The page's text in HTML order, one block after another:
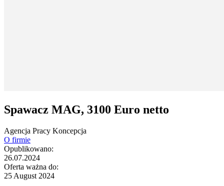
Spawacz MAG, 3100 Euro netto
Agencja Pracy Koncepcja
O firmie
Opublikowano:
26.07.2024
Oferta ważna do:
25 August 2024